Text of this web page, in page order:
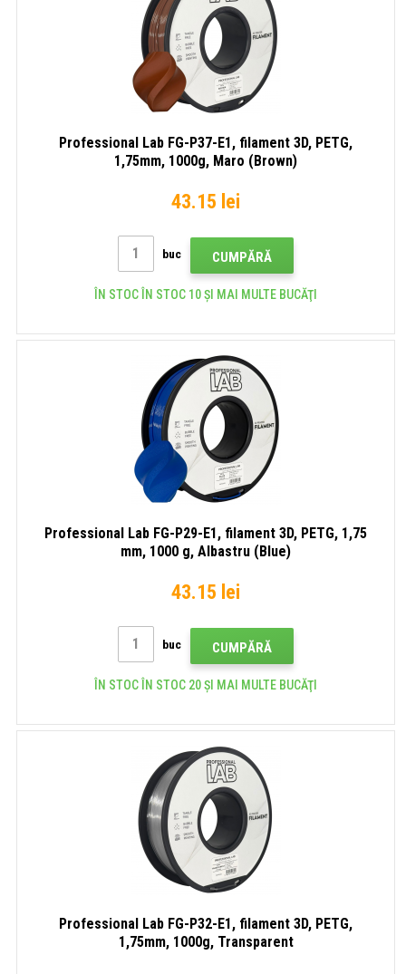
Professional Lab FG-P37-E1, filament 3D, PETG,
1,75mm, 1000g, Maro (Brown)
43.15 lei
buc CUMPĂRĂ
ÎN STOC ÎN STOC 10 ȘI MAI MULTE BUCĂŢI
Professional Lab FG-P29-E1, filament 3D, PETG, 1,75
mm, 1000 g, Albastru (Blue)
43.15 lei
buc CUMPĂRĂ
ÎN STOC ÎN STOC 20 ȘI MAI MULTE BUCĂŢI
Professional Lab FG-P32-E1, filament 3D, PETG,
1,75mm, 1000g, Transparent